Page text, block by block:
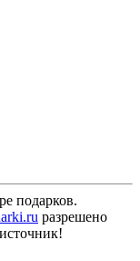
подарков.
разрешено